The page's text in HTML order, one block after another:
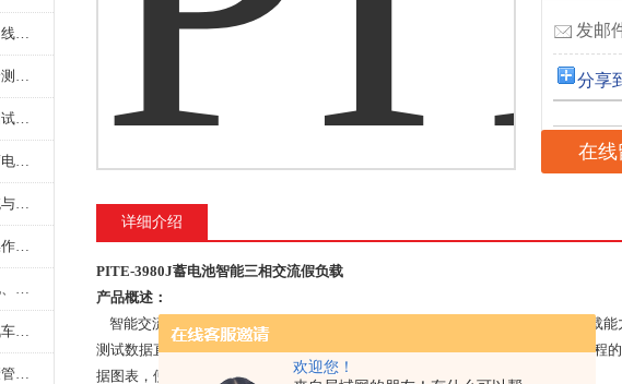
欢迎您！
蓄电池充放检一体机数据采集、曲线分析与电池健康状态智能评估功能详解
蓄电池故障快速诊断：蓄电池综合测试仪判断落后电池的方法与标准
符合电力检测标准：蓄电池综合测试仪测试规范与精度校准方法详解
操作指南：如何安全高效地使用蓄电池智能活化仪？
蓄电池充放检一体机：在电力系统与储能设备中的创新应用，确保蓄电池性能与可靠性
蓄电池整组充放电活化仪的标准操作流程：从接线设置到充放电参数设定的安全规范
蓄电池充放检一体机：充电、放电、检测三功能集成设备
蓄电池整组充放电活化仪对电动汽车电池有帮助吗？
蓄电池充放检一体机：为电池健康管理提供一站式解决方案
发邮
分享
在线
详细介绍
PITE-3980J蓄电池智能三相交流假负载
产品概述：
智能交流假负载可以精确测试各类柴油发电机组，UPS等设备的输出功率、带载
测试数据直观地显示并自动保存。随机配备的分析管理软件可以记录整个测试过程
据图表，便于建立设备运行状况的管理档案。